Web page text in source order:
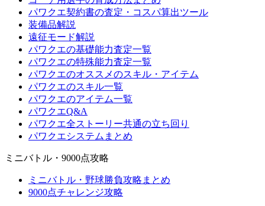
パワクエ契約書の査定・コスパ算出ツール
装備品解説
遠征モード解説
パワクエの基礎能力査定一覧
パワクエの特殊能力査定一覧
パワクエのオススメのスキル・アイテム
パワクエのスキル一覧
パワクエのアイテム一覧
パワクエQ&A
パワクエ全ストーリー共通の立ち回り
パワクエシステムまとめ
ミニバトル・9000点攻略
ミニバトル・野球勝負攻略まとめ
9000点チャレンジ攻略